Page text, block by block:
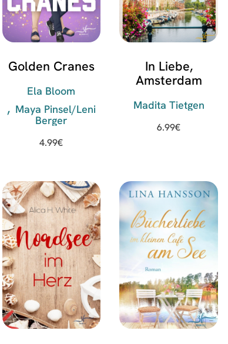
Golden Cranes
Ela Bloom
Maya Pinsel/Leni
Berger
4.99€
In Liebe,
Amsterdam
Madita Tietgen
6.99€